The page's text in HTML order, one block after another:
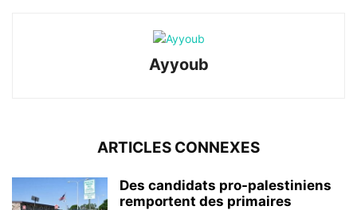
Ayyoub
ARTICLES CONNEXES
Des candidats pro-palestiniens
remportent des primaires